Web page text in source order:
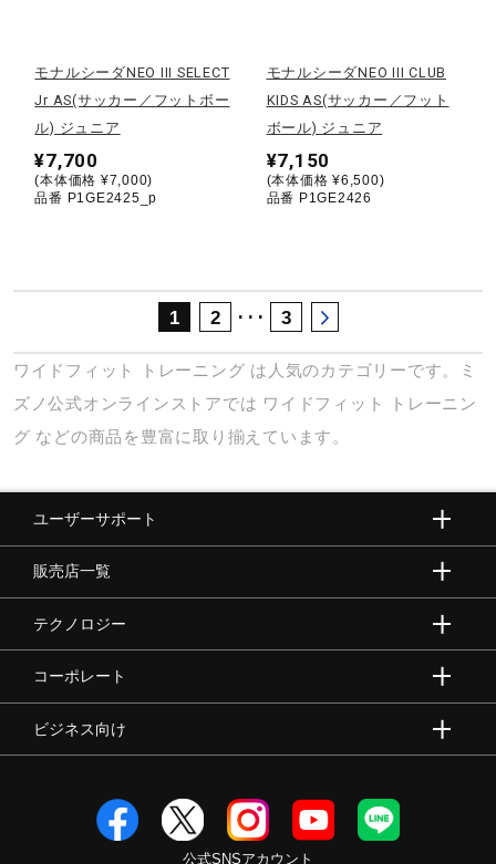
モナルシーダNEO III SELECT
Jr AS(サッカー／フットボー
ル) ジュニア
¥7,700
(本体価格 ¥7,000)
品番 P1GE2425_p
モナルシーダNEO III CLUB
KIDS AS(サッカー／フット
ボール) ジュニア
¥7,150
(本体価格 ¥6,500)
品番 P1GE2426
1 2 ･･･ 3
ワイドフィット トレーニング は人気のカテゴリーです。ミ
ズノ公式オンラインストアでは ワイドフィット
トレーニン
グ などの商品を豊富に取り揃えています。
ユーザーサポート
販売店一覧
テクノロジー
コーポレート
ビジネス向け
公式SNSアカウント